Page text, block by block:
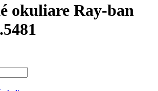
okuliare Ray-ban